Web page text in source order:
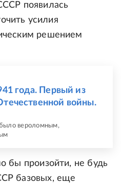
появилась
усилия
решением
года. Первый из
войны.
вероломным,
бы произойти, не будь
базовых, еще